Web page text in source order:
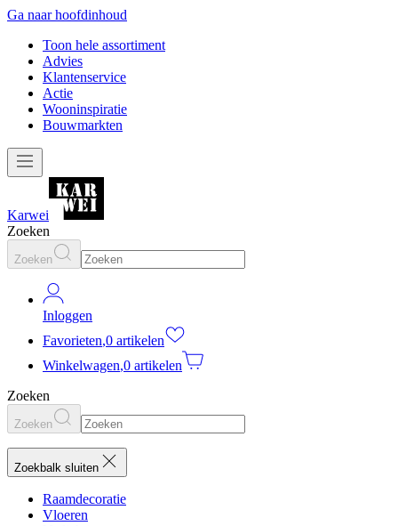
Ga naar hoofdinhoud
Toon hele assortiment
Advies
Klantenservice
Actie
Wooninspiratie
Bouwmarkten
Karwei
Zoeken
Zoeken
Inloggen
Favorieten,0 artikelen
Winkelwagen,0 artikelen
Zoeken
Zoeken
Zoekbalk sluiten
Raamdecoratie
Vloeren